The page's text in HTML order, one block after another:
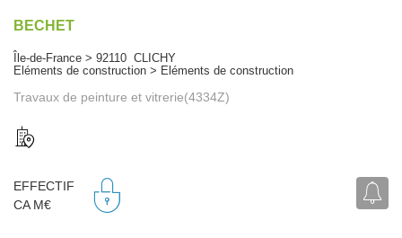
BECHET
Île-de-France > 92110 CLICHY
Eléments de construction > Eléments de construction
Travaux de peinture et vitrerie(4334Z)
EFFECTIF
CA M€